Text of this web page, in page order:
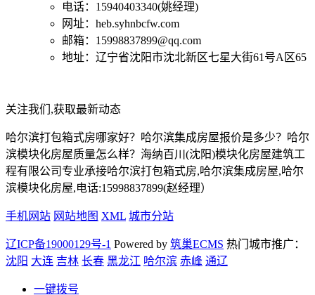
电话：15940403340(姚经理)
网址：heb.syhnbcfw.com
邮箱：15998837899@qq.com
地址：辽宁省沈阳市沈北新区七星大街61号A区65
关注我们,获取最新动态
哈尔滨打包箱式房哪家好？哈尔滨集成房屋报价是多少？哈尔
滨模块化房屋质量怎么样？海纳百川(沈阳)模块化房屋建筑工
程有限公司专业承接哈尔滨打包箱式房,哈尔滨集成房屋,哈尔
滨模块化房屋,电话:15998837899(赵经理）
手机网站 网站地图 XML 城市分站
辽ICP备19000129号-1 Powered by 筑巢ECMS 热门城市推广：
沈阳 大连 吉林 长春 黑龙江 哈尔滨 赤峰 通辽
一键拨号